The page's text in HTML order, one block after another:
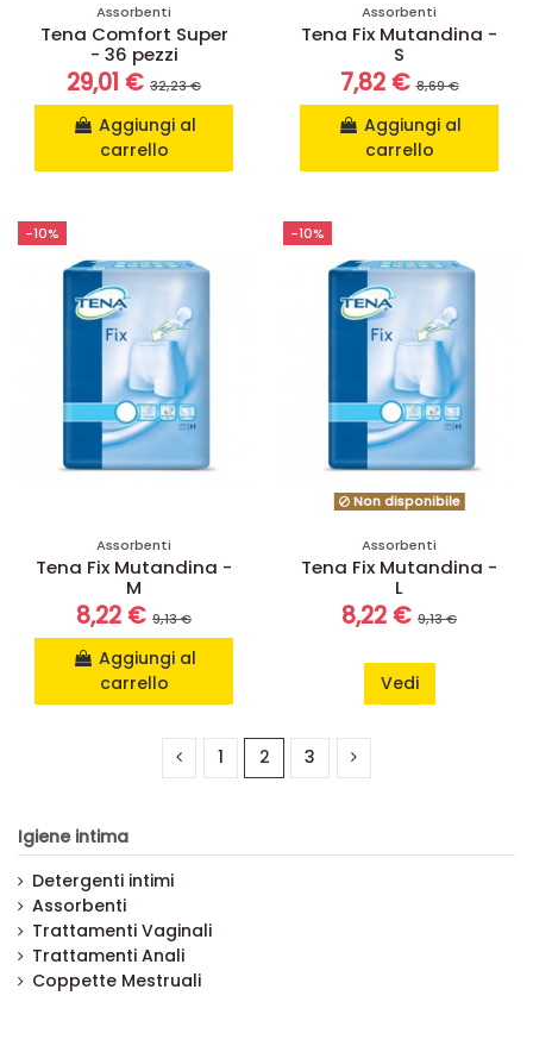
Assorbenti
Tena Comfort Super
- 36 pezzi
29,01 € 32,23 €
Aggiungi al
carrello
Assorbenti
Tena Fix Mutandina -
S
7,82 €8,69 €
Aggiungi al
carrello
-10%
Assorbenti
Tena Fix Mutandina -
M
8,22 € 9,13 €
Aggiungi al
carrello
-10%
Non disponibile
Assorbenti
Tena Fix Mutandina -
L
8,22 € 9,13 €
Vedi
1 2 3
Igiene intima
Detergenti intimi
Assorbenti
Trattamenti Vaginali
Trattamenti Anali
Coppette Mestruali